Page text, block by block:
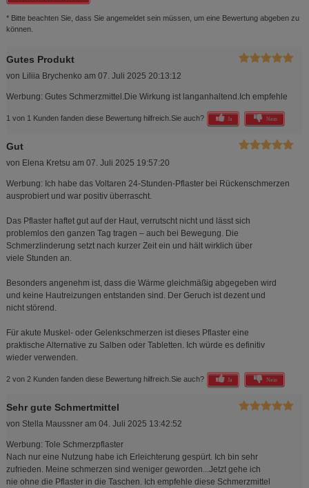
* Bitte beachten Sie, dass Sie angemeldet sein müssen, um eine Bewertung abgeben zu
können.
Gutes Produkt
von Liliia Brychenko am 07. Juli 2025 20:13:12
Werbung: Gutes Schmerzmittel.Die Wirkung ist langanhaltend.Ich empfehle
1 von 1 Kunden fanden diese Bewertung hilfreich. Sie auch? Ja Nein
Gut
von Elena Kretsu am 07. Juli 2025 19:57:20
Werbung: Ich habe das Voltaren 24-Stunden-Pflaster bei Rückenschmerzen
ausprobiert und war positiv überrascht.
Das Pflaster haftet gut auf der Haut, verrutscht nicht und lässt sich
problemlos den ganzen Tag tragen – auch bei Bewegung. Die
Schmerzlinderung setzt nach kurzer Zeit ein und hält wirklich über
viele Stunden an.
Besonders angenehm ist, dass die Wärme gleichmäßig abgegeben wird
und keine Hautreizungen entstanden sind. Der Geruch ist dezent und
nicht störend.
Für akute Muskel- oder Gelenkschmerzen ist dieses Pflaster eine
praktische Alternative zu Salben oder Tabletten. Ich würde es definitiv
wieder verwenden.
2 von 2 Kunden fanden diese Bewertung hilfreich. Sie auch? Ja Nein
Sehr gute Schmertmittel
von Stella Maussneram 04. Juli 2025 13:42:52
Werbung: Tole Schmerzpflaster
Nach nur eine Nutzung habe ich Erleichterung gespürt. Ich bin sehr
zufrieden. Meine schmerzen sind weniger geworden...Jetzt gehe ich
nie ohne die Pflaster in die Taschen. Ich empfehle diese Schmerzmittel